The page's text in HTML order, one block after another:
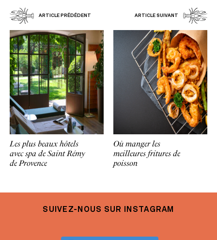
ARTICLE PRÉDÉDENT ARTICLE SUIVANT
Les plus beaux hôtels
avec spa de Saint Rémy
de Provence
Où manger les
meilleures fritures de
poisson
SUIVEZ-NOUS SUR INSTAGRAM